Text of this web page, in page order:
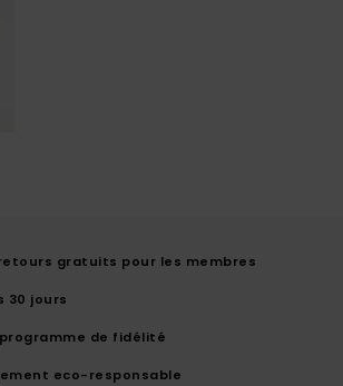
gratuits pour les membres
30 jours
de fidélité
eco-responsable